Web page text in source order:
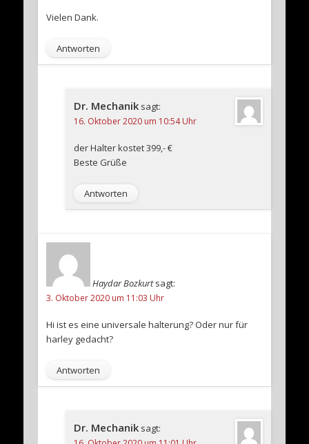
Vielen Dank.
Antworten
Dr. Mechanik sagt:
16. Oktober 2020 um 10:54 Uhr
der Halter kostet 399,- €
Beste Grüße
Antworten
Haydar Bozkurt sagt:
3. Oktober 2020 um 11:03 Uhr
Hi ist es eine universale halterung? Oder nur für
harley gedacht?
Antworten
Dr. Mechanik sagt: